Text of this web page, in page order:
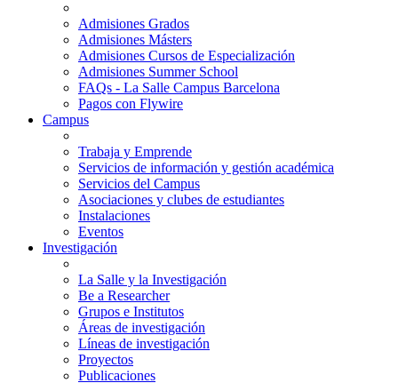
Admisiones Grados
Admisiones Másters
Admisiones Cursos de Especialización
Admisiones Summer School
FAQs - La Salle Campus Barcelona
Pagos con Flywire
Campus
Trabaja y Emprende
Servicios de información y gestión académica
Servicios del Campus
Asociaciones y clubes de estudiantes
Instalaciones
Eventos
Investigación
La Salle y la Investigación
Be a Researcher
Grupos e Institutos
Áreas de investigación
Líneas de investigación
Proyectos
Publicaciones